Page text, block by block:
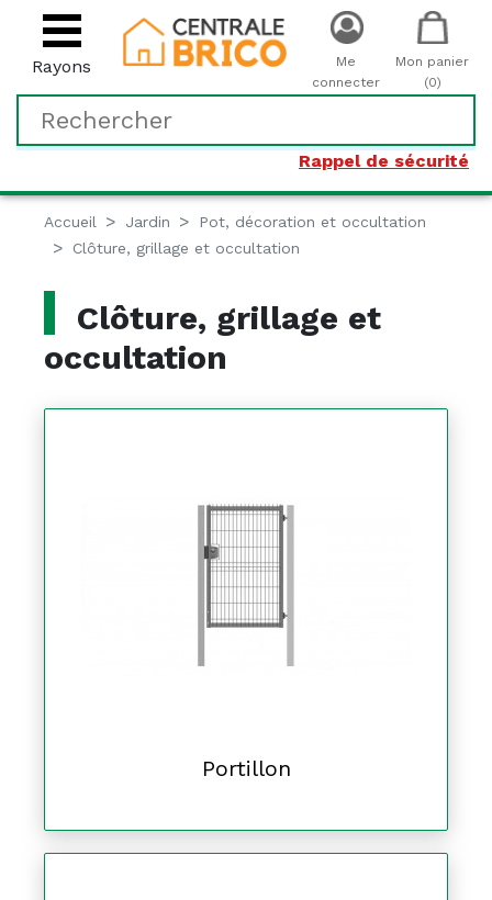
Rayons
Rappel de sécurité
Me
connecter
Mon panier
(0)
Accueil Jardin
Pot, décoration et occultation
Clôture, grillage et occultation
Clôture, grillage et
occultation
Portillon